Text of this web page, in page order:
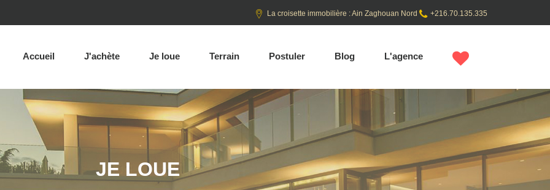
La croisette immobilière : Ain Zaghouan Nord +216.70.135.335
Accueil J'achète Je loue Terrain Postuler Blog L'agence
JE LOUE